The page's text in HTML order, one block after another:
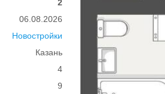
2
06.08.2026
Новостройки
Казань
4
9